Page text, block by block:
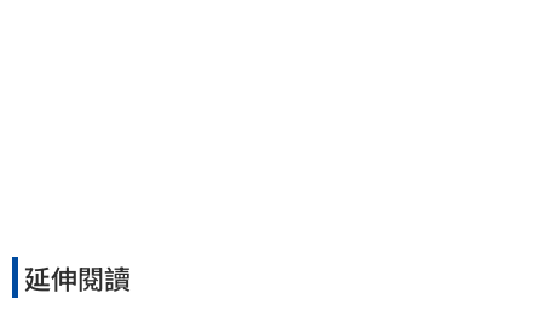
延伸閱讀